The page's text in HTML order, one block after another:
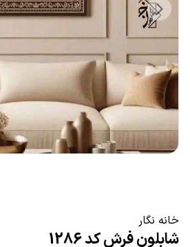
خانه نگار
شابلون فرش کد 1286